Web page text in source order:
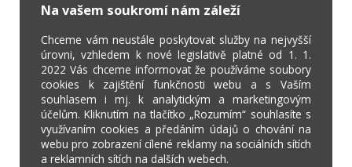
Na vašem soukromí nám záleží
Chceme vám neustále poskytovat služby na nejvyšší
úrovni, vzhledem k nové legislativě platné od 1. 1.
2022 Vás chceme informovat že používáme soubory
cookies k zajištění funkčnosti webu a s Vaším
souhlasem i mj. k analytickým a marketingovým
účelům. Kliknutím na tlačítko „Rozumím“ souhlasíte s
využívaním cookies a předáním údajů o chování na
webu pro zobrazení cílené reklamy na sociálních sítích
a reklamních sítích na dalších webech.